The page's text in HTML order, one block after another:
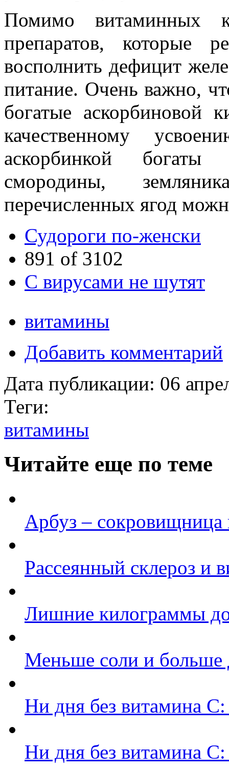
Помимо витаминных
препаратов, которые
восполнить дефицит
питание. Очень важно,
богатые аскорбиновой
качественному
аскорбинкой
смородины,
перечисленных ягод
Судороги по-женски
891 of 3102
С вирусами не шутят
витамины
Добавить комментарий
Дата публикации: 06
Теги:
витамины
Читайте еще по теме
Арбуз – сокровищница
Рассеянный склероз и
Лишние килограммы
Меньше соли и больше
Ни дня без витамина
Ни дня без витамина